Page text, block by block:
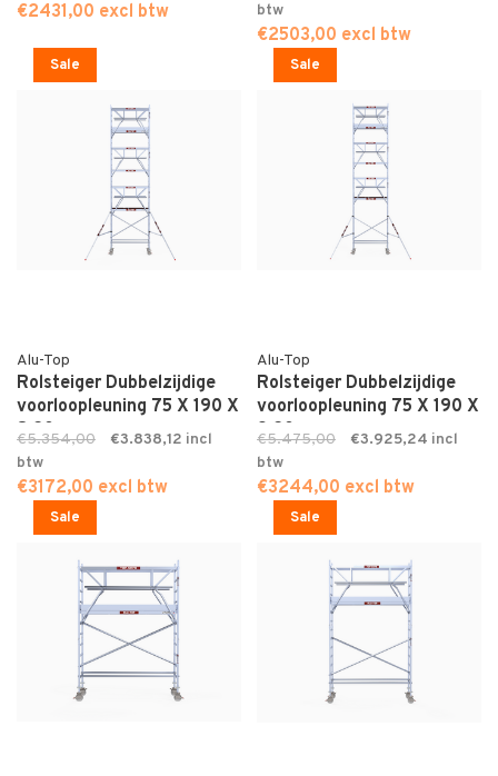
€2431,00 excl btw
€2503,00 excl btw
Sale
Alu-Top
Rolsteiger Dubbelzijdige
voorloopleuning 75 X 190 X
8,20
€5.354,00 €3.838,12
€3172,00 excl btw
Sale
Alu-Top
Rolsteiger Dubbelzijdige
voorloopleuning 75 X 190 X
9,20
€5.475,00 €3.925,24
€3244,00 excl btw
Sale Sale